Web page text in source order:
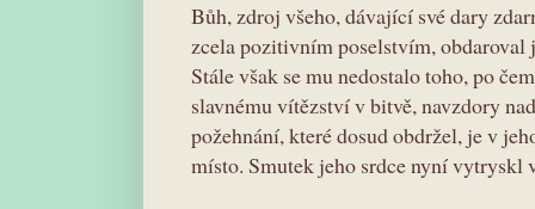
Bůh, zdroj všeho, dávající své dary
zcela pozitivním poselstvím,
Stále však se mu nedostalo toho, po
slavnému vítězství v bitvě, navzdory
požehnání, které dosud obdržel, je v
místo. Smutek jeho srdce nyní vytryskl